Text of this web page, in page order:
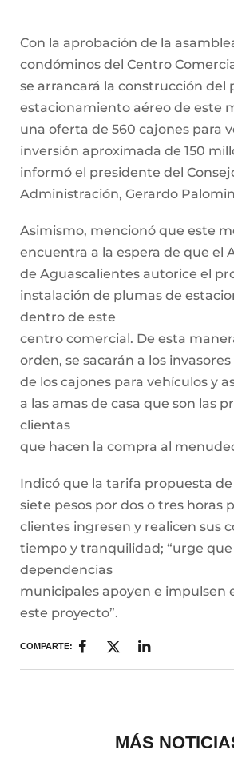
Con la aprobación de la
condóminos del Centro
se arrancará la construcción del
estacionamiento aéreo de este
una oferta de 560 cajones para
inversión aproximada de 150
informó el presidente del
Administración, Gerardo
Asimismo, mencionó que este
encuentra a la espera de que el
de Aguascalientes autorice el
instalación de plumas de
dentro de este
centro comercial. De esta
orden, se sacarán a los
de los cajones para vehículos y
a las amas de casa que son las
clientas
que hacen la compra al
Indicó que la tarifa propuesta de
siete pesos por dos o tres horas
clientes ingresen y realicen sus
tiempo y tranquilidad; “urge que
dependencias
municipales apoyen e impulsen
este proyecto”.
COMPARTE:
MÁS